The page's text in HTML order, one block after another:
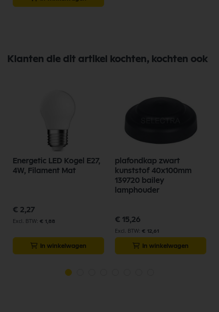
Klanten die dit artikel kochten, kochten ook
Energetic LED Kogel E27,
4W, Filament Mat
€ 2,27
€ 1,88
In winkelwagen
plafondkap zwart
kunststof 40x100mm
139720 bailey
lamphouder
€ 15,26
€ 12,61
In winkelwagen